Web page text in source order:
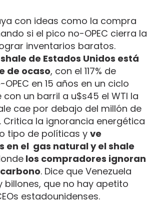
con ideas como la compra
si el pico no-OPEC cierra la
inventarios baratos.
shale de Estados Unidos está
de ocaso, con el 117% de
en 15 años en un ciclo
un barril a u$s45 el WTI la
cae por debajo del millón de
Critica la ignorancia energética
tipo de políticas y ve
en el gas natural y el shale
los compradores ignoran
. Dice que Venezuela
billones, que no hay apetito
estadounidenses.